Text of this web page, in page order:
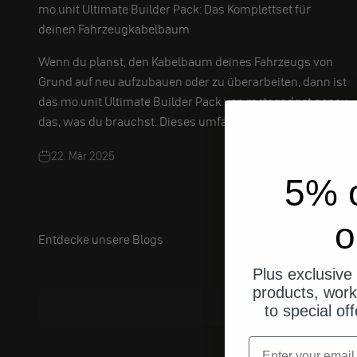
mo.unit Ultimate Builder Pack: Das Komplettset für
deinen Fahrzeugkabelbaum
Wenn du planst, den Kabelbaum deines Fahrzeugs von
Grund auf neu aufzubauen oder zu überarbeiten, dann ist
das mo.unit Ultimate Builder Pack von motogadget genau
das, was du brauchst. Dieses umfass...
22. Mär 2025
Entdecke unsere Blogs
5%
Plus
products,
to special
Email